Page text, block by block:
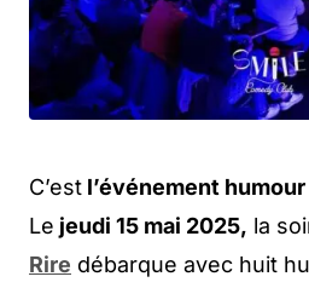
C’est l’événement humour
Le jeudi 15 mai 2025, la
Rire débarque avec huit